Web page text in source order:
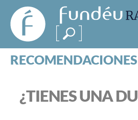
FundéuRAE
- Fundación
del Español
Urgente
RECOMENDACIONES
ESPECIALES
BLOG
¿TIENES UNA